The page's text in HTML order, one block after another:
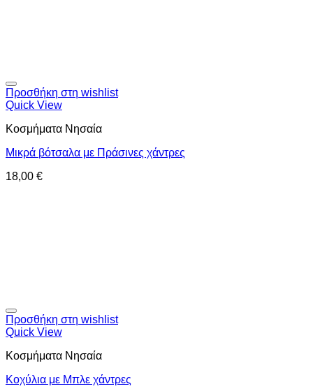
Προσθήκη στη wishlist
Quick View
Κοσμήματα Νησαία
Μικρά βότσαλα με Πράσινες χάντρες
18,00 €
Προσθήκη στη wishlist
Quick View
Κοσμήματα Νησαία
Κοχύλια με Μπλε χάντρες